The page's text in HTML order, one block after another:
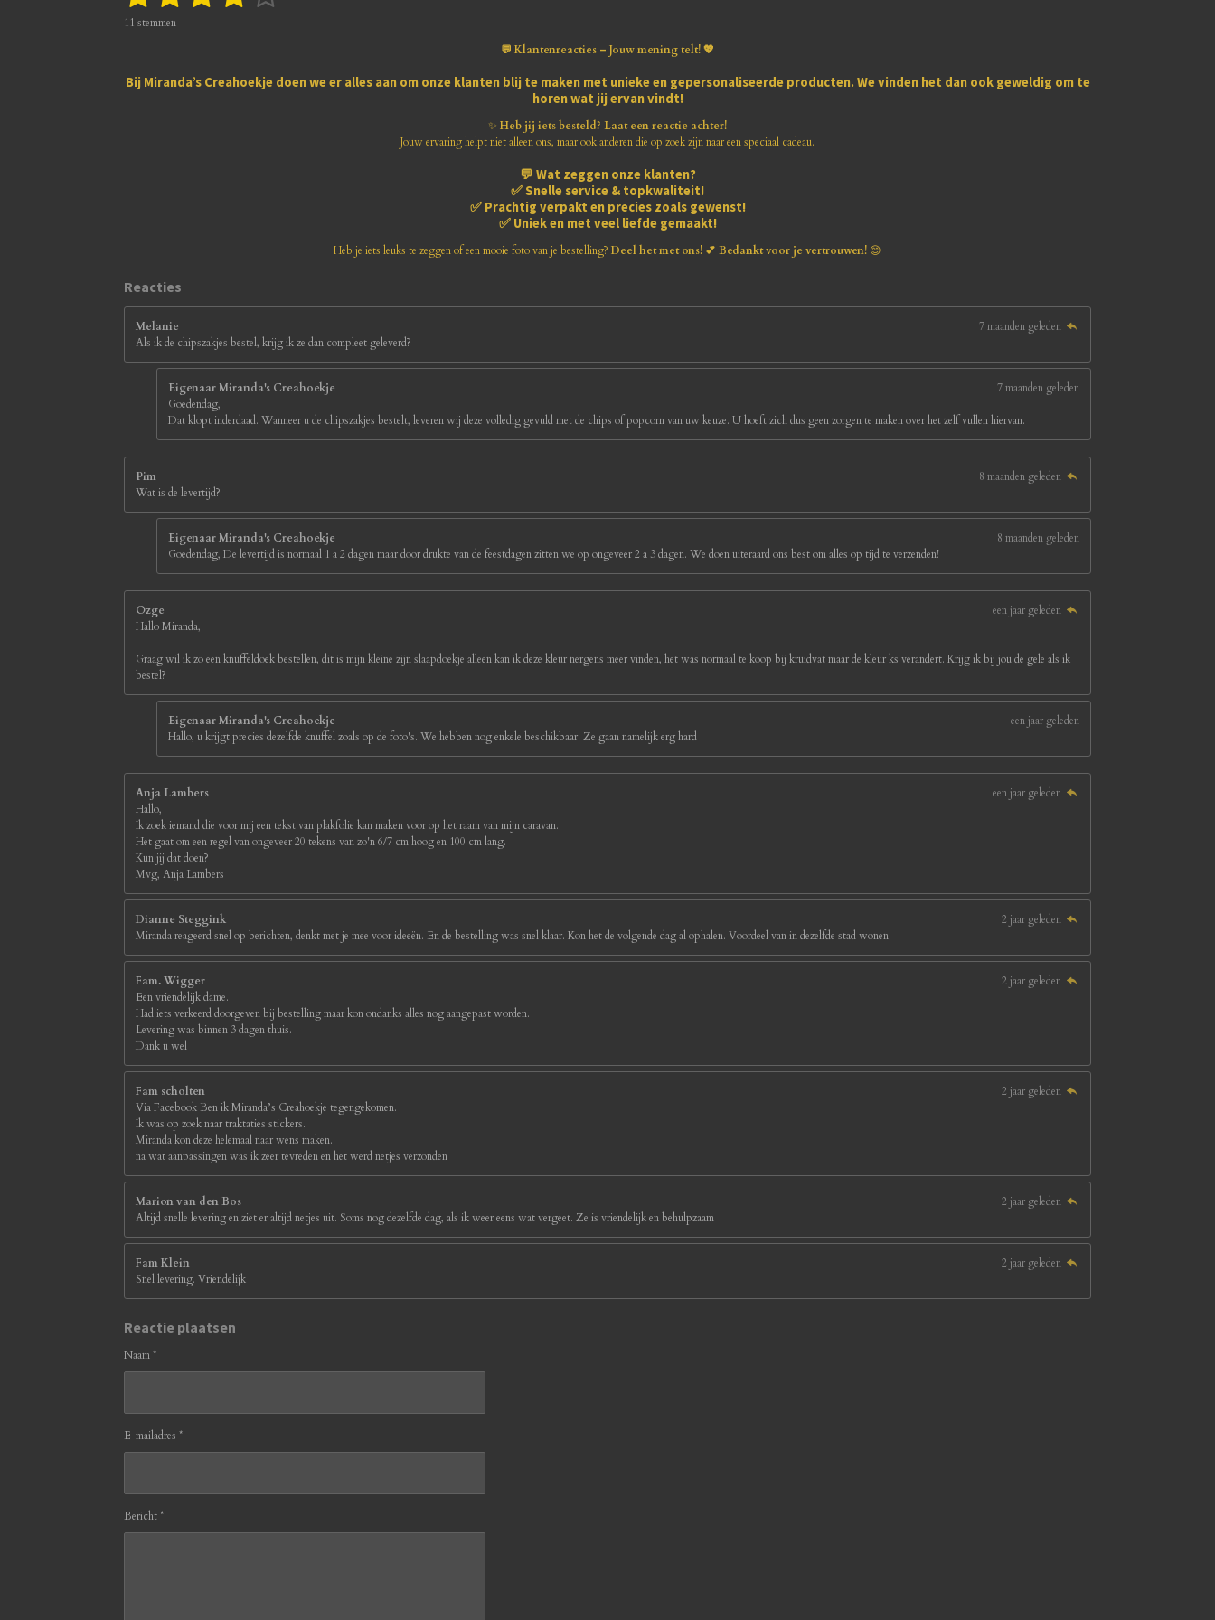
t
1
t
s
e
s
e e e e
n
11 stemmen
💬 Klantenreacties – Jouw mening telt! 💖
Bij Miranda’s Creahoekje doen we er alles aan om onze klanten blij te maken met unieke en gepersonaliseerde producten. We vinden het dan ook geweldig om te
horen wat jij ervan vindt!
✨ Heb jij iets besteld? Laat een reactie achter!
Jouw ervaring helpt niet alleen ons, maar ook anderen die op zoek zijn naar een speciaal cadeau.
💬 Wat zeggen onze klanten?
✅ Snelle service & topkwaliteit!
✅ Prachtig verpakt en precies zoals gewenst!
✅ Uniek en met veel liefde gemaakt!
Heb je iets leuks te zeggen of een mooie foto van je bestelling? Deel het met ons! 💕 Bedankt voor je vertrouwen! 😊
Reacties
Melanie
7 maanden geleden
Als ik de chipszakjes bestel, krijg ik ze dan compleet geleverd?
Eigenaar Miranda's Creahoekje
7 maanden geleden
Goedendag,
Dat klopt inderdaad. Wanneer u de chipszakjes bestelt, leveren wij deze volledig gevuld met de chips of popcorn van uw keuze. U hoeft zich dus geen zorgen te maken over het zelf vullen hiervan.
Pim
8 maanden geleden
Wat is de levertijd?
Eigenaar Miranda's Creahoekje
8 maanden geleden
Goedendag, De levertijd is normaal 1 a 2 dagen maar door drukte van de feestdagen zitten we op ongeveer 2 a 3 dagen. We doen uiteraard ons best om alles op tijd te verzenden!
Ozge
een jaar geleden
Hallo Miranda,
Graag wil ik zo een knuffeldoek bestellen, dit is mijn kleine zijn slaapdoekje alleen kan ik deze kleur nergens meer vinden, het was normaal te koop bij kruidvat maar de kleur ks verandert. Krijg ik bij jou de gele als ik
bestel?
Eigenaar Miranda's Creahoekje
een jaar geleden
Hallo, u krijgt precies dezelfde knuffel zoals op de foto's. We hebben nog enkele beschikbaar. Ze gaan namelijk erg hard
Anja Lambers
een jaar geleden
Hallo,
Ik zoek iemand die voor mij een tekst van plakfolie kan maken voor op het raam van mijn caravan.
Het gaat om een regel van ongeveer 20 tekens van zo'n 6/7 cm hoog en 100 cm lang.
Kun jij dat doen?
Mvg, Anja Lambers
Dianne Steggink
2 jaar geleden
Miranda reageerd snel op berichten, denkt met je mee voor ideeën. En de bestelling was snel klaar. Kon het de volgende dag al ophalen. Voordeel van in dezelfde stad wonen.
Fam. Wigger
2 jaar geleden
Een vriendelijk dame.
Had iets verkeerd doorgeven bij bestelling maar kon ondanks alles nog aangepast worden.
Levering was binnen 3 dagen thuis.
Dank u wel
Fam scholten
2 jaar geleden
Via Facebook Ben ik Miranda’s Creahoekje tegengekomen.
Ik was op zoek naar traktaties stickers.
Miranda kon deze helemaal naar wens maken.
na wat aanpassingen was ik zeer tevreden en het werd netjes verzonden
Marion van den Bos
2 jaar geleden
Altijd snelle levering en ziet er altijd netjes uit. Soms nog dezelfde dag, als ik weer eens wat vergeet. Ze is vriendelijk en behulpzaam
Fam Klein
2 jaar geleden
Snel levering. Vriendelijk
Reactie plaatsen
Naam *
E-mailadres *
Bericht *